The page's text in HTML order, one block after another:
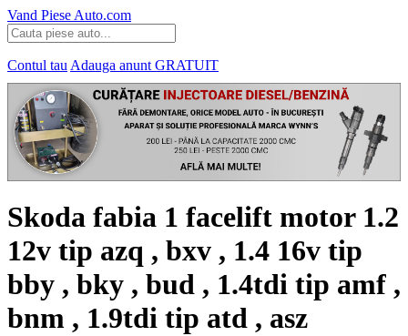
Vand Piese Auto.com
Contul tau Adauga anunt GRATUIT
Skoda fabia 1 facelift motor 1.2
12v tip azq , bxv , 1.4 16v tip
bby , bky , bud , 1.4tdi tip amf ,
bnm , 1.9tdi tip atd , asz